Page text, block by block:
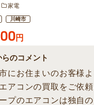
家電
川崎市
円
のコメント
にお住まいのお客様
アコンの買取をご依
プのエアコンは独自